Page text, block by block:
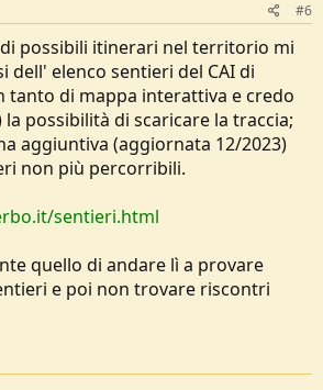
#6
di possibili itinerari nel territorio mi
dell' elenco sentieri del CAI di
tanto di mappa interattiva e credo
possibilità di scaricare la traccia;
aggiuntiva (aggiornata 12/2023)
non più percorribili.
sentieri.html
quello di andare lì a provare
e poi non trovare riscontri